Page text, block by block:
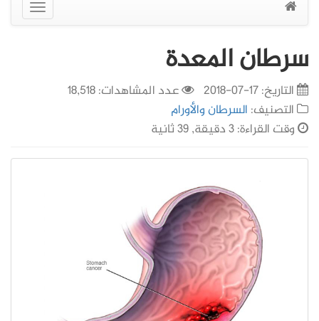
عرض
القائمة
سرطان المعدة
التاريخ:17-07-2018
عدد المشاهدات: 18,518
التصنيف: السرطان والأورام
وقت القراءة: 3 دقيقة, 39 ثانية